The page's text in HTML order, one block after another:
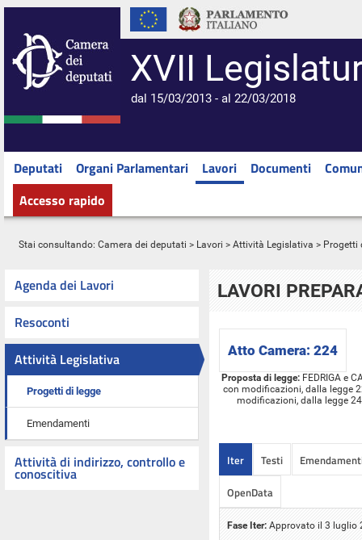
XVII
dal 15/03/2013 - al 22/03/2018
Deputati Organi Parlamentari Lavori Documenti
Accesso rapido
Stai consultando: Camera dei deputati > Lavori > Attività Legislativa > Progetti
Agenda dei Lavori
Resoconti
Attività Legislativa
Progetti di legge
Emendamenti
Attività di indirizzo, controllo e
conoscitiva
LAVORI
Atto Camera: 224
Proposta di legge: FEDRIGA e
con modificazioni, dalla legge
modificazioni, dalla legge
Iter Testi
OpenData
Fase Iter: Approvato il 3 luglio